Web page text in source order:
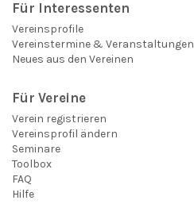
Für Interessenten
Vereinsprofile
Vereinstermine & Veranstaltungen
Neues aus den Vereinen
Für Vereine
Verein registrieren
Vereinsprofil ändern
Seminare
Toolbox
FAQ
Hilfe